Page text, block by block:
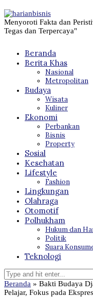
Menyoroti Fakta dan
Tegas dan Terpercaya"
Beranda
Berita Khas
Nasional
Metropolitan
Budaya
Wisata
Kuliner
Ekonomi
Perbankan
Bisnis
Property
Sosial
Kesehatan
Lifestyle
Fashion
Lingkungan
Olahraga
Otomotif
Polhukham
Hukum dan
Politik
Suara
Teknologi
Beranda » Bakti Budaya
Pelajar, Fokus pada